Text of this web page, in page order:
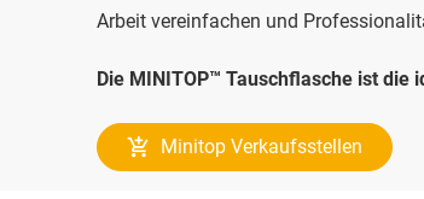
Arbeit vereinfachen und
Die MINITOP™ Tauschflasche ist
Minitop Verkaufsstellen